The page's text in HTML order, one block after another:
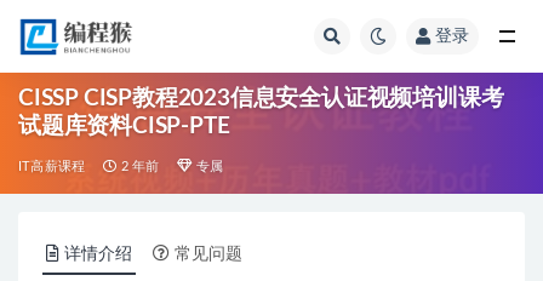
登录
CISSP CISP教程2023信息安全认证视频培训课考
试题库资料CISP-PTE
IT高薪课程 2 年前 专属
详情介绍 常见问题